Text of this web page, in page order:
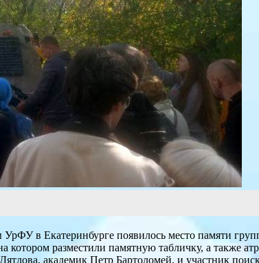
УрФУ в Екатеринбурге появилось место памяти
котором разместили памятную табличку, а также
академик Петр Бартоломей, и участник